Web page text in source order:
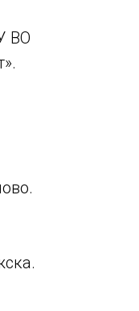
ВО